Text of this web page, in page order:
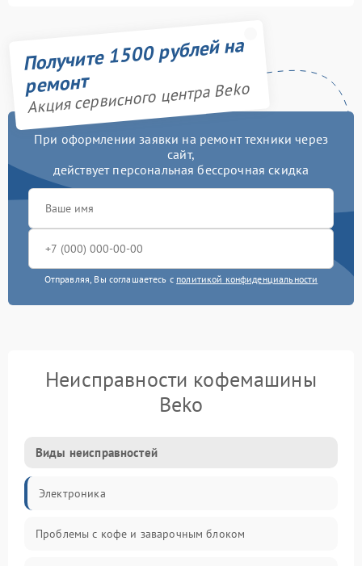
Получите 1500 рублей на
ремонт
Акция сервисного центра Beko
При оформлении заявки на ремонт техники через
сайт,
действует персональная бессрочная скидка
Отправляя, Вы соглашаетесь с политикой конфиденциальности
Неисправности кофемашины
Beko
Виды неисправностей
Электроника
Проблемы с кофе и заварочным блоком